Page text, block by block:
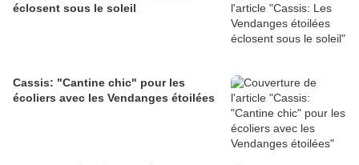
éclosent sous le soleil
Cassis: "Cantine chic" pour les
écoliers avec les Vendanges étoilées